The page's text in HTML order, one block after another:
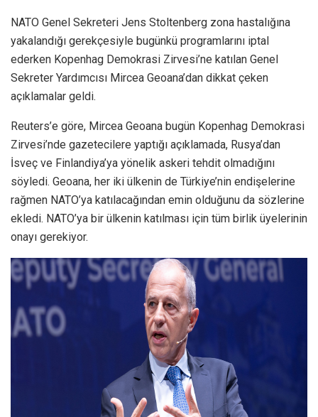
NATO Genel Sekreteri Jens Stoltenberg zona hastalığına
yakalandığı gerekçesiyle bugünkü programlarını iptal
ederken Kopenhag Demokrasi Zirvesi’ne katılan Genel
Sekreter Yardımcısı Mircea Geoana’dan dikkat çeken
açıklamalar geldi.
Reuters’e göre, Mircea Geoana bugün Kopenhag Demokrasi
Zirvesi’nde gazetecilere yaptığı açıklamada, Rusya’dan
İsveç ve Finlandiya’ya yönelik askeri tehdit olmadığını
söyledi. Geoana, her iki ülkenin de Türkiye’nin endişelerine
rağmen NATO’ya katılacağından emin olduğunu da sözlerine
ekledi. NATO’ya bir ülkenin katılması için tüm birlik üyelerinin
onayı gerekiyor.